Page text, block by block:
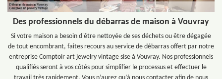
Des professionnels du débarras de maison à Vouvray
Si votre maison a besoin d'être nettoyée de ses déchets ou être dégagée
de tout encombrant, faites recours au service de débarras offert par notre
entreprise Comptoir art jewelry vintage sise à Vouvray. Nos professionnels
qualifiés seront à vos côtés pour simplifier le processus et effectuer le